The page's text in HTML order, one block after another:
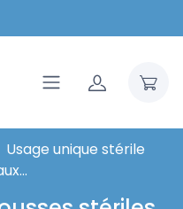
Usage unique stérile